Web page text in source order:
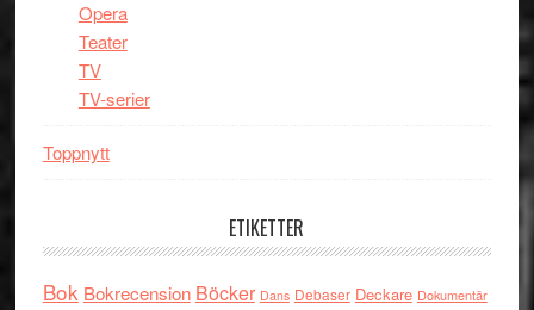
Opera
Teater
TV
TV-serier
Toppnytt
ETIKETTER
Bok Bokrecension Böcker Dans Debaser Deckare Dokumentär